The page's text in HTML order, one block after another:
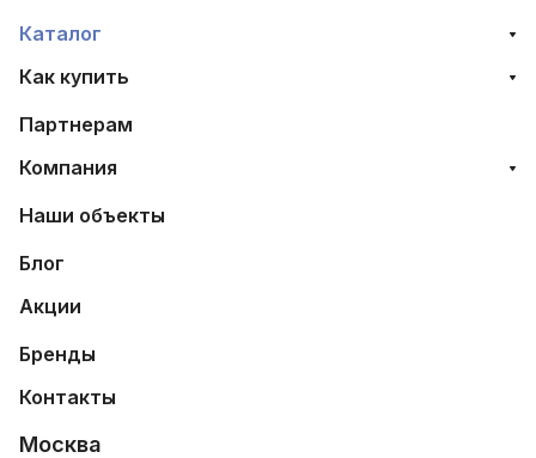
Каталог
Как купить
Партнерам
Компания
Наши объекты
Блог
Акции
Бренды
Контакты
Москва